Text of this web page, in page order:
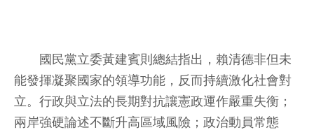
國民黨立委黃建賓則總結指出，賴清德非但未
能發揮凝聚國家的領導功能，反而持續激化社會對
立。行政與立法的長期對抗讓憲政運作嚴重失衡；
兩岸強硬論述不斷升高區域風險；政治動員常態